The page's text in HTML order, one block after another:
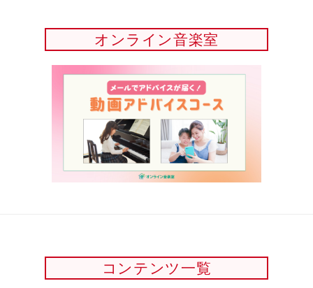
オンライン音楽室
コンテンツ一覧